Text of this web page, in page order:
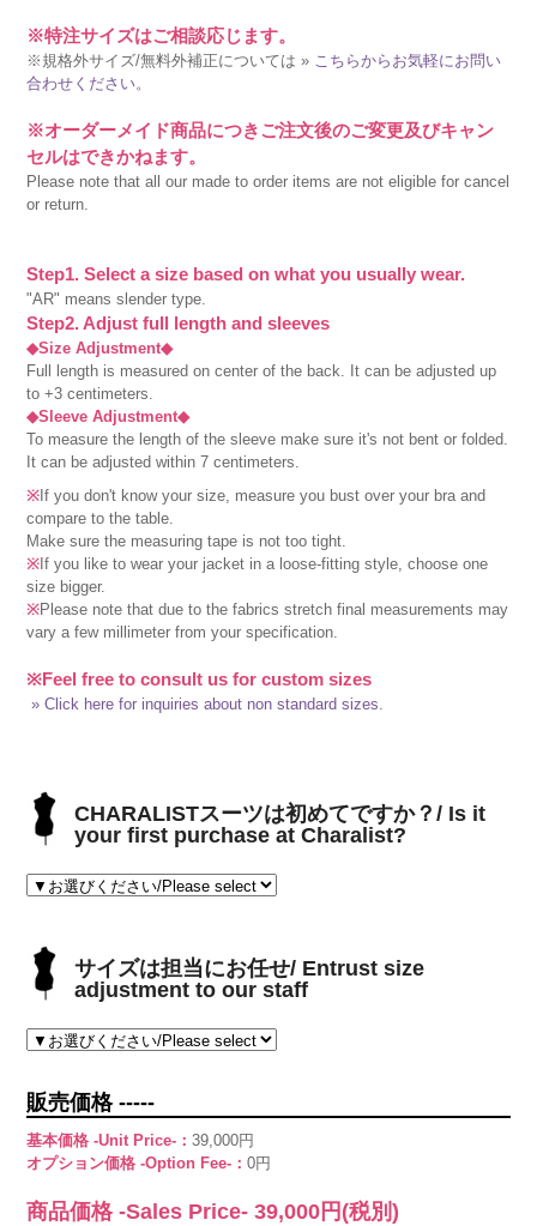
※特注サイズはご相談応じます。
※規格外サイズ/無料外補正については » こちらからお気軽にお問い
合わせください。
※オーダーメイド商品につきご注文後のご変更及びキャン
セルはできかねます。
Please note that all our made to order items are not eligible for cancel
or return.
Step1. Select a size based on what you usually wear.
"AR" means slender type.
Step2. Adjust full length and sleeves
◆Size Adjustment◆
Full length is measured on center of the back. It can be adjusted up
to +3 centimeters.
◆Sleeve Adjustment◆
To measure the length of the sleeve make sure it's not bent or folded.
It can be adjusted within 7 centimeters.
※ If you don't know your size, measure you bust over your bra and
compare to the table.
Make sure the measuring tape is not too tight.
※ If you like to wear your jacket in a loose-fitting style, choose one
size bigger.
※Please note that due to the fabrics stretch final measurements may
vary a few millimeter from your specification.
※Feel free to consult us for custom sizes
» Click here for inquiries about non standard sizes.
CHARALISTスーツは初めてですか？/ Is it
your first purchase at Charalist?
サイズは担当にお任せ/ Entrust size
adjustment to our staff
販売価格 -----
基本価格 -Unit Price-：39,000円
オプション価格 -Option Fee-：0円
商品価格 -Sales Price-39,000 円(税別)